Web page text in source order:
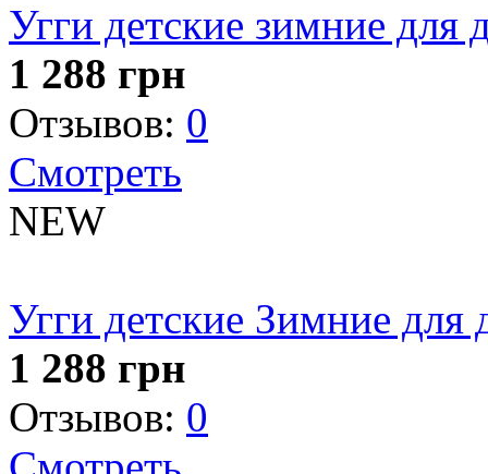
Угги детские зимние
1 288 грн
Отзывов: 0
Смотреть
NEW
Угги детские Зимние
1 288 грн
Отзывов: 0